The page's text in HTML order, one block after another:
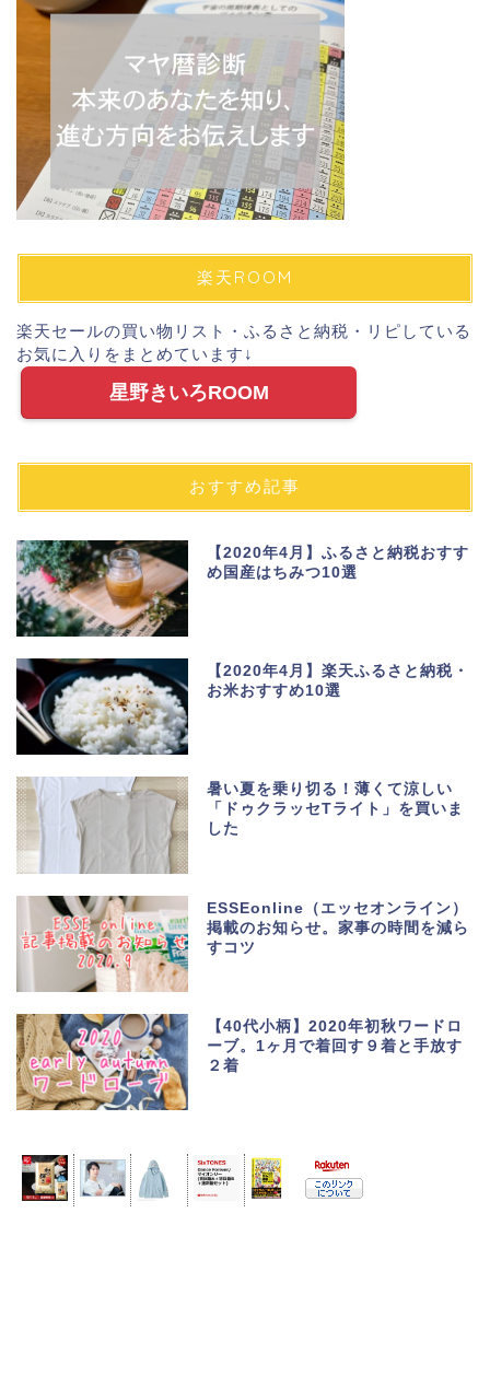
楽天ROOM
楽天セールの買い物リスト・ふるさと納税・リピしている
お気に入りをまとめています↓
星野きいろROOM
おすすめ記事
【2020年4月】ふるさと納税おすす
め国産はちみつ10選
【2020年4月】楽天ふるさと納税・
お米おすすめ10選
暑い夏を乗り切る！薄くて涼しい
「ドゥクラッセTライト」を買いま
した
ESSEonline（エッセオンライン）
掲載のお知らせ。家事の時間を減ら
すコツ
【40代小柄】2020年初秋ワードロ
ーブ。1ヶ月で着回す９着と手放す
２着